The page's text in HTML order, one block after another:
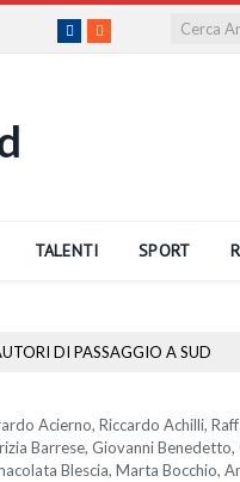
Facebook
RSS
TALENTI SPORT
DI PASSAGGIO A SUD
Acierno, Riccardo Achilli,
Barrese, Giovanni Benedetto,
Blescia, Marta Bocchio,